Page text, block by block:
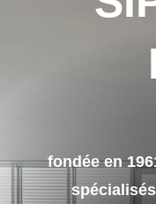
fondée en